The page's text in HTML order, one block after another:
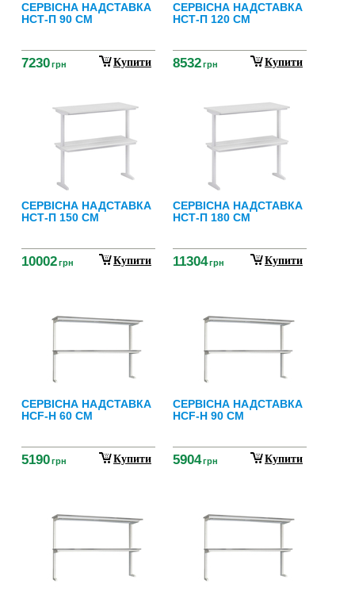
СЕРВІСНА НАДСТАВКА
НСТ-П 90 СМ
7230грн Купити
СЕРВІСНА НАДСТАВКА
НСТ-П 120 СМ
8532грн Купити
СЕРВІСНА НАДСТАВКА
НСТ-П 150 СМ
10002грн Купити
СЕРВІСНА НАДСТАВКА
НСТ-П 180 СМ
11304грн Купити
СЕРВІСНА НАДСТАВКА
НСF-Н 60 СМ
5190грн Купити
СЕРВІСНА НАДСТАВКА
НСF-Н 90 СМ
5904грн Купити